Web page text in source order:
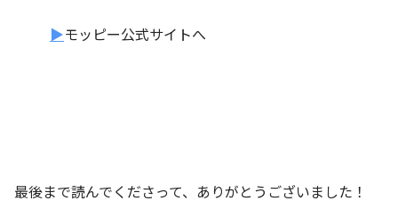
▶モッピー公式サイトへ
最後まで読んでくださって、ありがとうございました！